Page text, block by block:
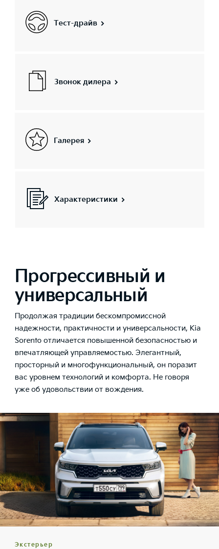
Тест-драйв
Звонок дилера
Галерея
Характеристики
Прогрессивный и
универсальный
Продолжая традиции бескомпромиссной
надежности, практичности и универсальности, Kia
Sorento отличается повышенной безопасностью и
впечатляющей управляемостью. Элегантный,
просторный и многофункциональный, он поразит
вас уровнем технологий и комфорта. Не говоря
уже об удовольствии от вождения.
Экстерьер